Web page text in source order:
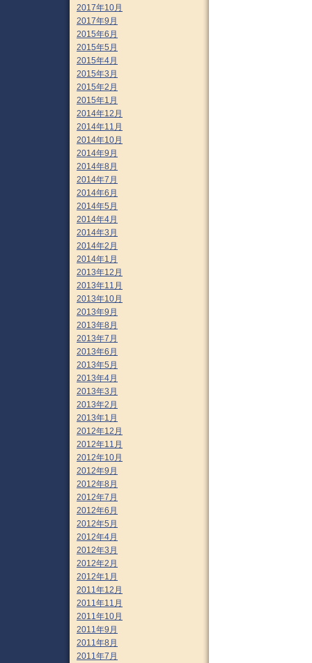
2017年10月
2017年9月
2015年6月
2015年5月
2015年4月
2015年3月
2015年2月
2015年1月
2014年12月
2014年11月
2014年10月
2014年9月
2014年8月
2014年7月
2014年6月
2014年5月
2014年4月
2014年3月
2014年2月
2014年1月
2013年12月
2013年11月
2013年10月
2013年9月
2013年8月
2013年7月
2013年6月
2013年5月
2013年4月
2013年3月
2013年2月
2013年1月
2012年12月
2012年11月
2012年10月
2012年9月
2012年8月
2012年7月
2012年6月
2012年5月
2012年4月
2012年3月
2012年2月
2012年1月
2011年12月
2011年11月
2011年10月
2011年9月
2011年8月
2011年7月